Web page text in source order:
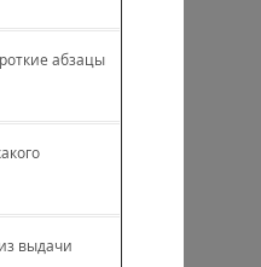
абзацы
выдачи